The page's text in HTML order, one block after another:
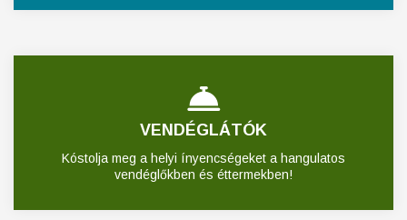
VENDÉGLÁTÓK
Kóstolja meg a helyi ínyencségeket a hangulatos
vendéglőkben és éttermekben!